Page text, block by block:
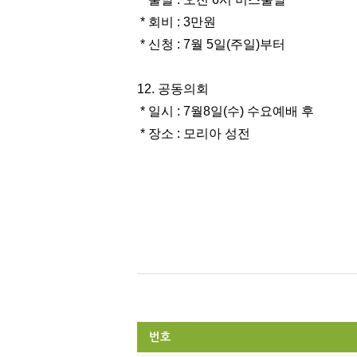
* 회비 : 3만원
* 신청 : 7월 5일(주일)부터
12. 공동의회
* 일시 : 7월8일(수) 수요예배 후
* 장소 : 모리아 성전
번호